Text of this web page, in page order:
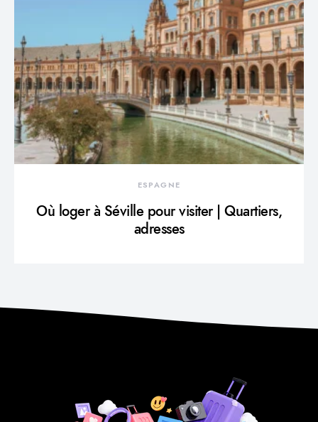
ESPAGNE
Où loger à Séville pour visiter | Quartiers,
adresses